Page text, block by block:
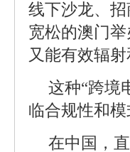
线下沙龙、
宽松的澳门
又能有效辐射
这种“跨境
临合规性和模
在中国，